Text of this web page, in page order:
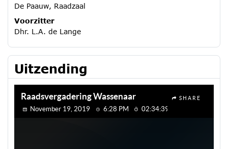
De Paauw, Raadzaal
Voorzitter
Dhr. L.A. de Lange
Uitzending